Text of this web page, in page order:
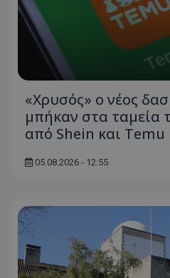
«Χρυσός» ο νέος
μπήκαν στα ταμεία
από Shein και Temu
05.08.2026 - 12:55